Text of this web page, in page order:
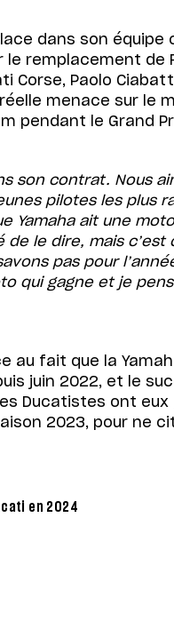
dans son équipe
remplacement de
Corse, Paolo
menace sur le
pendant le Grand
son contrat. Nous
pilotes les plus
Yamaha ait une
de le dire, mais c’est
pas pour
qui gagne et je
fait que la Yamaha
juin 2022, et le
Ducatistes ont
2023, pour ne
en 2024